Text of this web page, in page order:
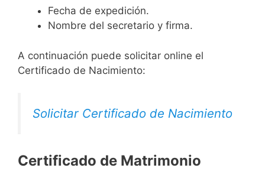
Fecha de expedición.
Nombre del secretario y firma.
A continuación puede solicitar online el
Certificado de Nacimiento:
Solicitar Certificado de Nacimiento
Certificado de Matrimonio